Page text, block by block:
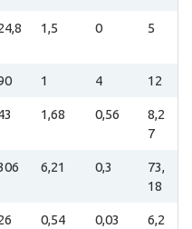
1,5 0 5
1 4 12
1,68 0,56
8,2
7
6,21 0,3
73,
18
0,54 0,03
6,2